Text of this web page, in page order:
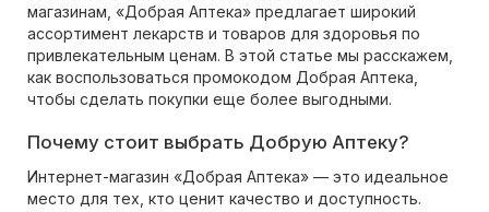
магазинам, «Добрая Аптека» предлагает широкий
ассортимент лекарств и товаров для здоровья по
привлекательным ценам. В этой статье мы расскажем,
как воспользоваться промокодом Добрая Аптека,
чтобы сделать покупки еще более выгодными.
Почему стоит выбрать Добрую Аптеку?
Интернет-магазин «Добрая Аптека» — это идеальное
место для тех, кто ценит качество и доступность.